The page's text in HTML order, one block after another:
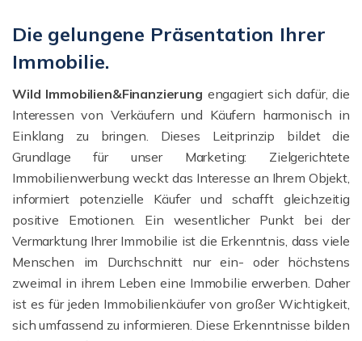
Die gelungene Präsentation Ihrer
Immobilie.
Wild Immobilien&Finanzierung engagiert sich dafür, die
Interessen von Verkäufern und Käufern harmonisch in
Einklang zu bringen. Dieses Leitprinzip bildet die
Grundlage für unser Marketing: Zielgerichtete
Immobilienwerbung weckt das Interesse an Ihrem Objekt,
informiert potenzielle Käufer und schafft gleichzeitig
positive Emotionen. Ein wesentlicher Punkt bei der
Vermarktung Ihrer Immobilie ist die Erkenntnis, dass viele
Menschen im Durchschnitt nur ein- oder höchstens
zweimal in ihrem Leben eine Immobilie erwerben. Daher
ist es für jeden Immobilienkäufer von großer Wichtigkeit,
sich umfassend zu informieren. Diese Erkenntnisse bilden